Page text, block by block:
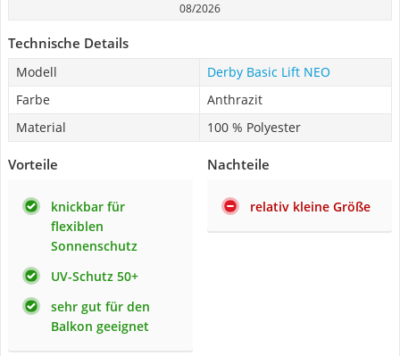
08/2026
Technische Details
Modell
Derby Basic Lift NEO
Farbe
Anthrazit
Material
100 % Polyester
Vorteile
knickbar für
flexiblen
Sonnenschutz
UV-Schutz 50+
sehr gut für den
Balkon geeignet
Nachteile
relativ kleine Größe